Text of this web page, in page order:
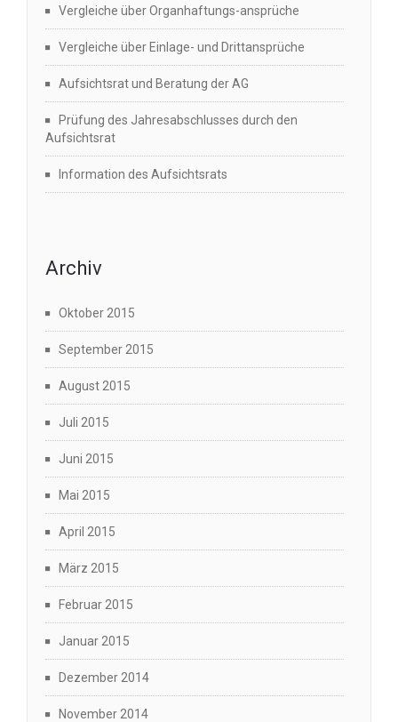
Vergleiche über Organhaftungs-ansprüche
Vergleiche über Einlage- und Drittansprüche
Aufsichtsrat und Beratung der AG
Prüfung des Jahresabschlusses durch den
Aufsichtsrat
Information des Aufsichtsrats
Archiv
Oktober 2015
September 2015
August 2015
Juli 2015
Juni 2015
Mai 2015
April 2015
März 2015
Februar 2015
Januar 2015
Dezember 2014
November 2014